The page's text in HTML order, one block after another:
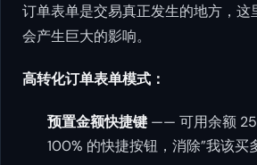
订单表单是交易真正发生的地方，这
会产生巨大的影响。
高转化订单表单模式：
预置金额快捷键 —— 可用余额
100% 的快捷按钮，消除”我该买